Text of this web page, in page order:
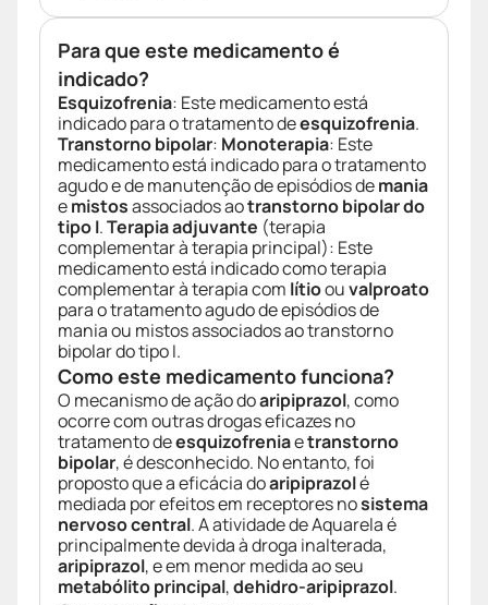
Para que este medicamento é
indicado?
Esquizofrenia: Este medicamento está
indicado para o tratamento deesquizofrenia.
Transtorno bipolar: Monoterapia: Este
medicamento está indicado para o tratamento
agudo e de manutenção de episódios demania
emistosassociados aotranstorno bipolar do
tipo I.Terapia adjuvante (terapia
complementar à terapia principal): Este
medicamento está indicado como terapia
complementar à terapia com lítioouvalproato
para o tratamento agudo de episódios de
mania ou mistos associados ao transtorno
bipolar do tipo I.
Como este medicamento funciona?
O mecanismo de ação doaripiprazol, como
ocorre com outras drogas eficazes no
tratamento deesquizofreniaetranstorno
bipolar, é desconhecido. No entanto, foi
proposto que a eficácia doaripiprazolé
mediada por efeitos em receptores nosistema
nervoso central. A atividade de Aquarela é
principalmente devida à droga inalterada,
aripiprazol, e em menor medida ao seu
metabólito principal,dehidro-aripiprazol.